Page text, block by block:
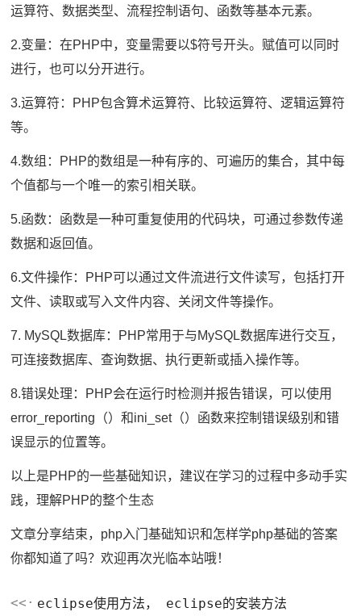
运算符、数据类型、流程控制语句、函数等基本元素。
2.变量：在PHP中，变量需要以$符号开头。赋值可以同时
进行，也可以分开进行。
3.运算符：PHP包含算术运算符、比较运算符、逻辑运算符
等。
4.数组：PHP的数组是一种有序的、可遍历的集合，其中每
个值都与一个唯一的索引相关联。
5.函数：函数是一种可重复使用的代码块，可通过参数传递
数据和返回值。
6.文件操作：PHP可以通过文件流进行文件读写，包括打开
文件、读取或写入文件内容、关闭文件等操作。
7. MySQL数据库：PHP常用于与MySQL数据库进行交互，
可连接数据库、查询数据、执行更新或插入操作等。
8.错误处理：PHP会在运行时检测并报告错误，可以使用
error_reporting（）和ini_set（）函数来控制错误级别和错
误显示的位置等。
以上是PHP的一些基础知识，建议在学习的过程中多动手实
践，理解PHP的整个生态
文章分享结束，php入门基础知识和怎样学php基础的答案
你都知道了吗？欢迎再次光临本站哦！
eclipse使用方法， eclipse的安装方法